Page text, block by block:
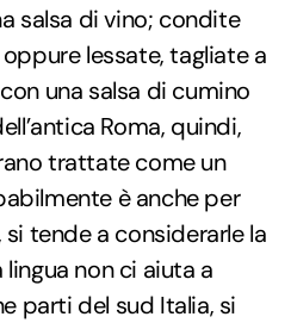
salsa di vino; condite
lessate, tagliate a
una salsa di cumino
Roma, quindi,
trattate come un
è anche per
tende a considerarle la
non ci aiuta a
parti del sud Italia, si